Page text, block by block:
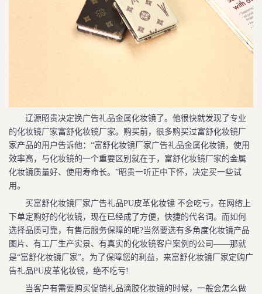
辽源昭贵决定换广告礼品金属化妆镜了。他很快就发现了专业
的化妆镜厂家富舒化妆镜厂家。购买前，很多购买过富舒化妆镜厂
家产品的用户告诉他：“富舒化妆镜厂家广告礼品金属化妆镜，使用
效率高，与化妆镜的一个重要区别就在于，富舒化妆镜厂家的金属
化妆镜质量好、使用寿命长。”昭贵一听正中下怀，决定买一些试
用。
买富舒化妆镜厂家广告礼品PU皮革化妆镜 不会吃亏，在网络上
下单定购好的化妆镜，现在已经成了方便，快捷的代名词。而如何
选择品质可靠，有售后服务保障的呢?当然要选有多角度化妆镜产品
图片、有工厂生产实景、有真实的化妆镜客户案例的公司——那就
是“富舒化妆镜厂家”。为了保障您的利益，来富舒化妆镜厂家定购广
告礼品PU皮革化妆镜，绝不吃亏!
当客户有需要购买促销礼品滴胶化妆镜的时候，一般会怎么做